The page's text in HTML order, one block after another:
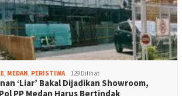
, MEDAN, PERISTIWA 129 Dilihat
‘Liar’ Bakal Dijadikan Showroom,
PP Medan Harus Bertindak